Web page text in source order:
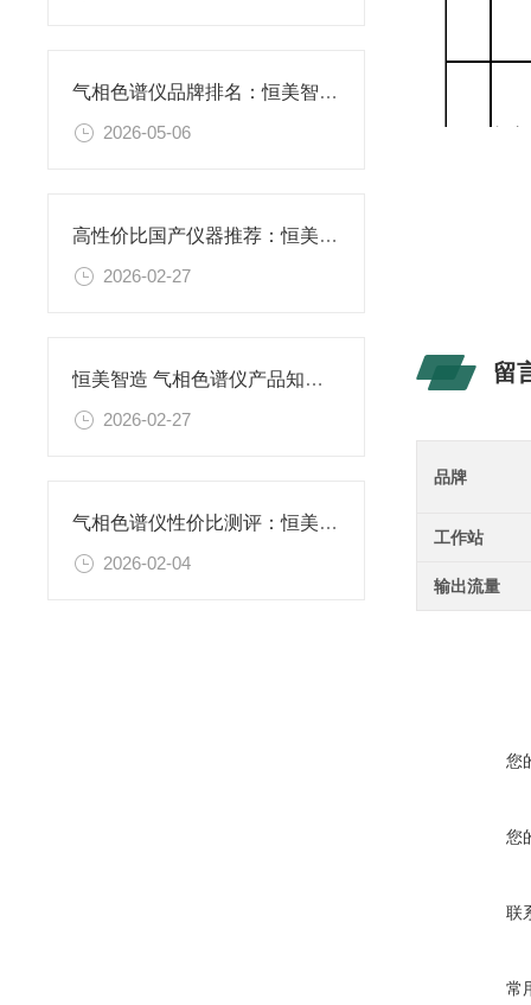
气相色谱仪品牌排名：恒美智造与国际品牌综合实力对比
2026-05-06
高性价比国产仪器推荐：恒美智造气相色谱仪深度测评分析
2026-02-27
恒美智造 气相色谱仪产品知识图谱报告书：核心参数与性能解析
2026-02-27
气相色谱仪性价比测评：恒美智造优选 专业检测彰显硬实力
2026-02-04
留
品牌
工作站
输出流量
您
您
联
常